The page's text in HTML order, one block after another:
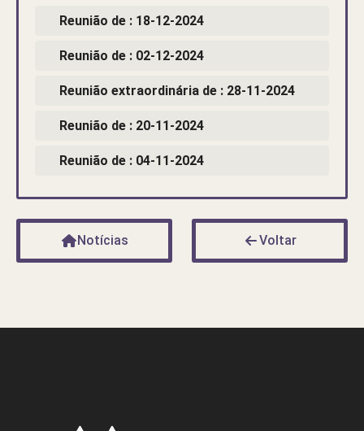
Reunião de : 18-12-2024
Reunião de : 02-12-2024
Reunião extraordinária de : 28-11-2024
Reunião de : 20-11-2024
Reunião de : 04-11-2024
Notícias Voltar